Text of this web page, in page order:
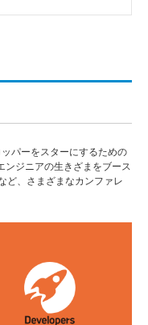
パーをスターにするための
ジニアの生きざまをブース
ど、さまざまなカンファレ